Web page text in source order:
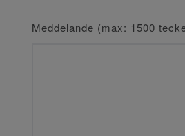
Meddelande (max: 1500